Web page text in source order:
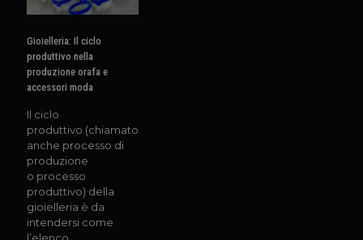
Gioielleria: Il ciclo
produttivo nella
produzione orafa e
accessori moda
Il ciclo
produttivo (chiamato
anche processo di
produzione
o processo
produttivo) della
gioielleria è da
intendersi come